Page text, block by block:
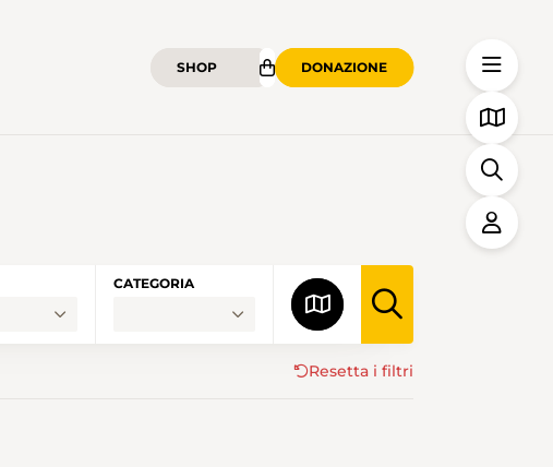
SHOP DONAZIONE
CATEGORIA
Resetta i filtri